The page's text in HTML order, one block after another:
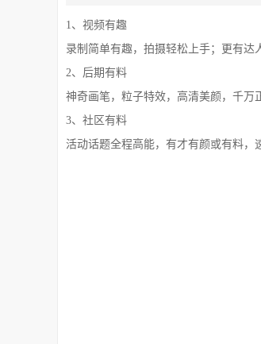
1、视频有趣
录制简单有趣，拍摄轻松上手；更有达
2、后期有料
神奇画笔，粒子特效，高清美颜，千万
3、社区有料
活动话题全程高能，有才有颜或有料，